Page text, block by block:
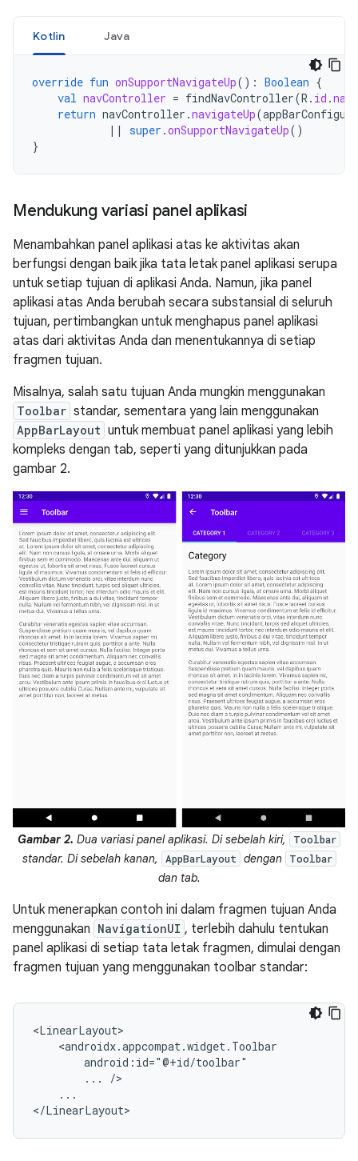
Kotlin Java
override fun onSupportNavigateUp(): Boolean {
val navController = findNavController(R . id .
return navController .navigateUp(
||
super .onSupportNavigateUp()
}
Mendukung variasi panel aplikasi
Menambahkan panel aplikasi atas ke aktivitas akan
berfungsi dengan baik jika tata letak panel aplikasi serupa
untuk setiap tujuan di aplikasi Anda. Namun, jika panel
aplikasi atas Anda berubah secara substansial di seluruh
tujuan, pertimbangkan untuk menghapus panel aplikasi
atas dari aktivitas Anda dan menentukannya di setiap
fragmen tujuan.
Misalnya, salah satu tujuan Anda mungkin menggunakan
Toolbar standar, sementara yang lain menggunakan
AppBarLayout untuk membuat panel aplikasi yang lebih
kompleks dengan tab, seperti yang ditunjukkan pada
gambar 2.
Gambar 2. Dua variasi panel aplikasi. Di sebelah kiri, Toolbar
standar. Di sebelah kanan, AppBarLayout dengan Toolbar
dan tab.
Untuk menerapkan contoh ini dalam fragmen tujuan Anda
menggunakan NavigationUI , terlebih dahulu tentukan
panel aplikasi di setiap tata letak fragmen, dimulai dengan
fragmen tujuan yang menggunakan toolbar standar:
...
...